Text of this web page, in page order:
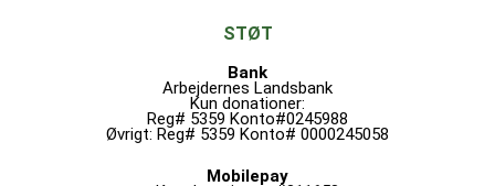
STØT
Bank
Arbejdernes Landsbank
Kun donationer:
Reg# 5359 Konto#0245988
Øvrigt: Reg# 5359 Konto# 0000245058
Mobilepay